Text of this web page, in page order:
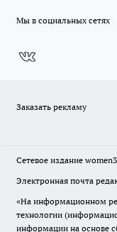
Мы в социальных сетях
Заказать рекламу
Сетевое издание
Электронная почта
«На информационном
технологии
информации на основе